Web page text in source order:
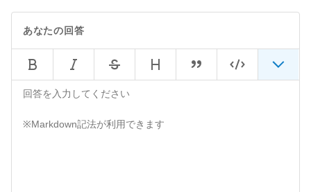
あなたの回答